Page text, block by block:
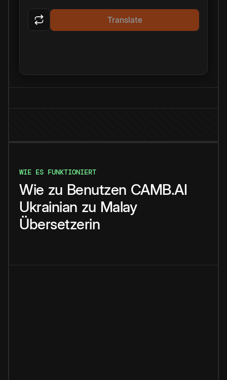
Translate
WIE ES FUNKTIONIERT
Wie zu Benutzen CAMB.AI
Ukrainian zu Malay
Übersetzerin